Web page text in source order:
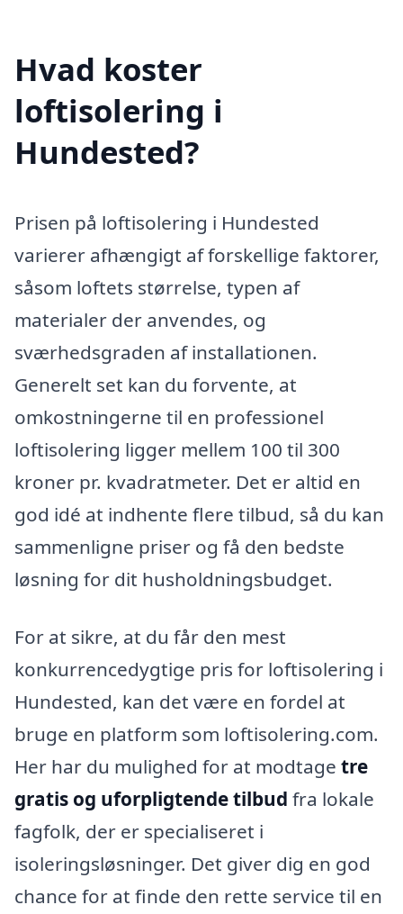
Hvad koster
loftisolering i
Hundested?
Prisen på loftisolering i Hundested
varierer afhængigt af forskellige faktorer,
såsom loftets størrelse, typen af
materialer der anvendes, og
sværhedsgraden af installationen.
Generelt set kan du forvente, at
omkostningerne til en professionel
loftisolering ligger mellem 100 til 300
kroner pr. kvadratmeter. Det er altid en
god idé at indhente flere tilbud, så du kan
sammenligne priser og få den bedste
løsning for dit husholdningsbudget.
For at sikre, at du får den mest
konkurrencedygtige pris for loftisolering i
Hundested, kan det være en fordel at
bruge en platform som loftisolering.com.
Her har du mulighed for at modtage tre
gratis og uforpligtende tilbud fra lokale
fagfolk, der er specialiseret i
isoleringsløsninger. Det giver dig en god
chance for at finde den rette service til en